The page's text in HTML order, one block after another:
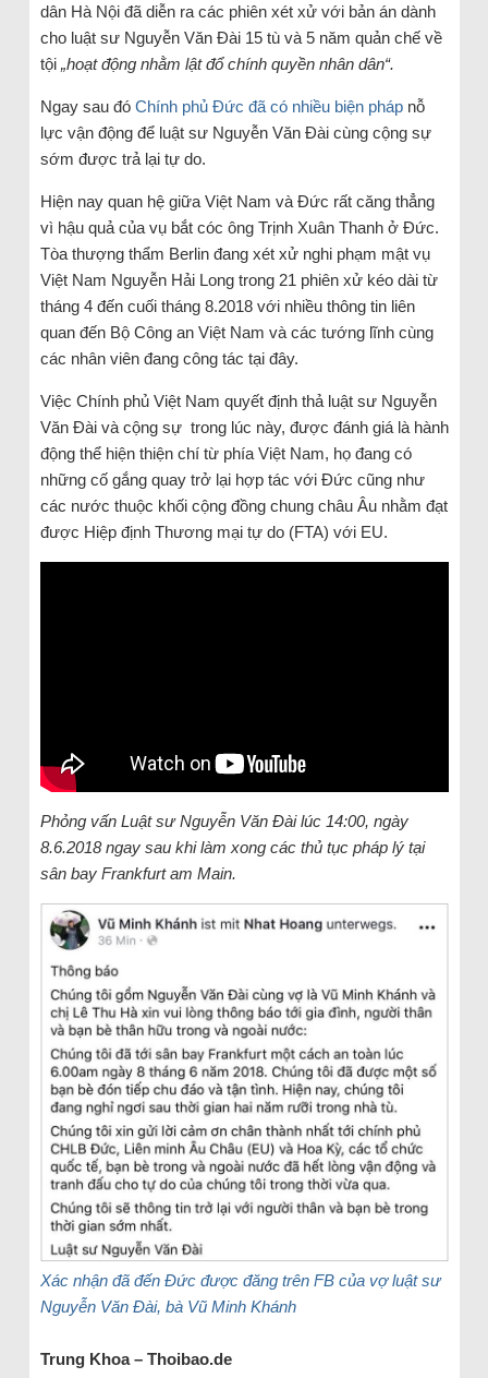
dân Hà Nội đã diễn ra các phiên xét xử với bản án dành
cho luật sư Nguyễn Văn Đài 15 tù và 5 năm quản chế về
tội„hoạt động nhằm lật đổ chính quyền nhân dân“.
Ngay sau đó Chính phủ Đức đã có nhiều biện phápnỗ
lực vận động để luật sư Nguyễn Văn Đài cùng cộng sự
sớm được trả lại tự do.
Hiện nay quan hệ giữa Việt Nam và Đức rất căng thẳng
vì hậu quả của vụ bắt cóc ông Trịnh Xuân Thanh ở Đức.
Tòa thượng thẩm Berlin đang xét xử nghi phạm mật vụ
Việt Nam Nguyễn Hải Long trong 21 phiên xử kéo dài từ
tháng 4 đến cuối tháng 8.2018 với nhiều thông tin liên
quan đến Bộ Công an Việt Nam và các tướng lĩnh cùng
các nhân viên đang công tác tại đây.
Việc Chính phủ Việt Nam quyết định thả luật sư Nguyễn
Văn Đài và cộng sự trong lúc này, được đánh giá là hành
động thể hiện thiện chí từ phía Việt Nam, họ đang có
những cố gắng quay trở lại hợp tác với Đức cũng như
các nước thuộc khối cộng đồng chung châu Âu nhằm đạt
được Hiệp định Thương mại tự do (FTA) với EU.
Phỏng vấn Luật sư Nguyễn Văn Đài lúc 14:00, ngày
8.6.2018 ngay sau khi làm xong các thủ tục pháp lý tại
sân bay Frankfurt am Main.
Xác nhận đã đến Đức được đăng trên FB của vợ luật sư
Nguyễn Văn Đài, bà Vũ Minh Khánh
Trung Khoa – Thoibao.de